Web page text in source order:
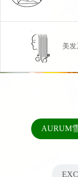
美发
AURUM